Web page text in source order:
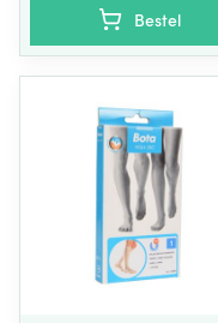
Bestel